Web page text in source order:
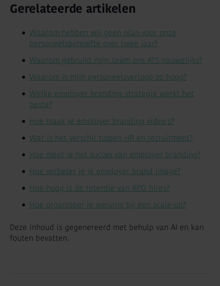
Gerelateerde artikelen
Waarom hebben wij geen plan voor onze
personeelsbehoefte over twee jaar?
Waarom gebruikt mijn team ons ATS nauwelijks?
Waarom is mijn personeelsverloop zo hoog?
Welke employer branding strategie werkt het
beste?
Hoe maak je employer branding video's?
Wat is het verschil tussen HR en recruitment?
Hoe meet je het succes van employer branding?
Hoe verbeter je je employer brand image?
Hoe hoog is de retentie van RPO hires?
Hoe organiseer je werving bij een scale-up?
Deze inhoud is gegenereerd met behulp van AI en kan
fouten bevatten.